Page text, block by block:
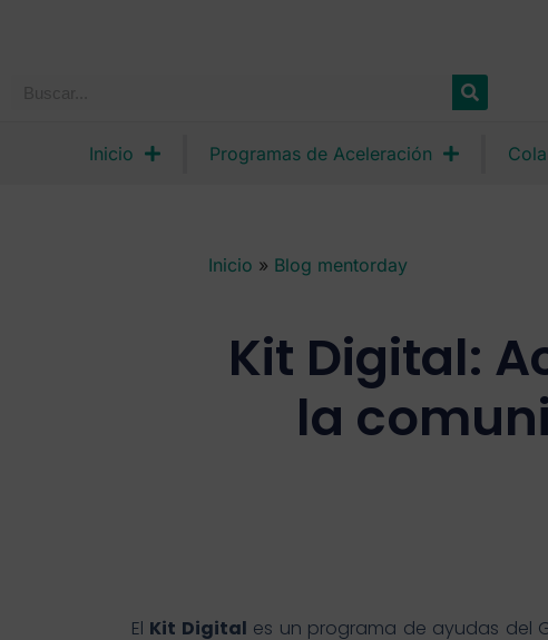
Inicio Programas de Aceleración
Inicio » Blog mentorday
Kit Digital:
la
El Kit Digital es un programa de ayudas del